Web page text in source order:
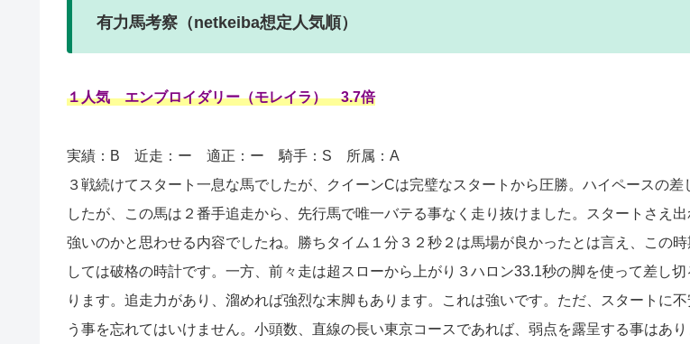
有力馬考察（netkeiba想定人気順）
１人気 エンブロイダリー（モレイラ） 3.7倍
実績：B 近走：ー 適正：ー 騎手：S 所属：A
３戦続けてスタート一息な馬でしたが、クイーンCは完璧なスタートから圧勝。ハイペースの差
したが、この馬は２番手追走から、先行馬で唯一バテる事なく走り抜けました。スタートさえ
強いのかと思わせる内容でしたね。勝ちタイム１分３２秒２は馬場が良かったとは言え、この時
しては破格の時計です。一方、前々走は超スローから上がり３ハロン33.1秒の脚を使って差し
ります。追走力があり、溜めれば強烈な末脚もあります。これは強いです。ただ、スタートに
う事を忘れてはいけません。小頭数、直線の長い東京コースであれば、弱点を露呈する事はあ